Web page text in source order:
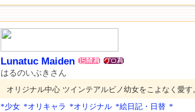
Lunatuc Maiden
はるのいぶきさん
オリジナル中心 ツインテアルビノ幼女をこよなく愛す
*少女 *オリキャラ *オリジナル *絵日記・日替 *